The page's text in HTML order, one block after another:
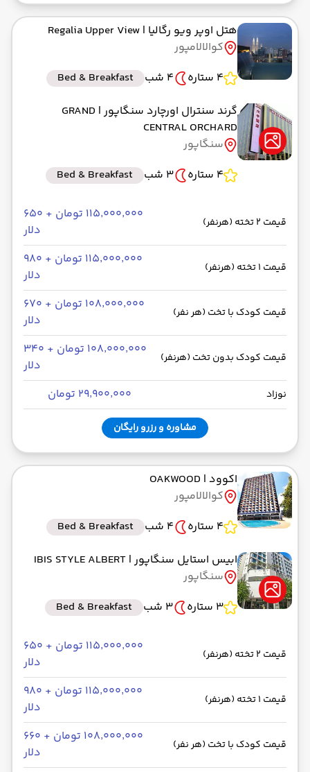
هتل اوپر ویو رگالیا | Regalia Upper View
کوالالامپور
4 ستاره
4 شب
Bed & Breakfast
گرند سنترال اورچارد سنگاپور | GRAND
CENTRAL ORCHARD
سنگاپور
4 ستاره
3 شب Bed & Breakfast
قیمت 2 تخته (هرنفر)
۱۱۵٬۰۰۰٬۰۰۰ تومان + ۶۵۰
دلار
قیمت 1 تخته (هرنفر)
۱۱۵٬۰۰۰٬۰۰۰ تومان + ۹۸۰
دلار
قیمت کودک با تخت (هر نفر)
۱۰۸٬۰۰۰٬۰۰۰ تومان + ۶۷۰
دلار
قیمت کودک بدون تخت (هرنفر)
۱۰۸٬۰۰۰٬۰۰۰ تومان + ۳۴۰
دلار
نوزاد ۲۹٬۹۰۰٬۰۰۰ تومان
مشاوره و رزرو رایگان
اکوود | OAKWOOD
کوالالامپور
4 ستاره
4 شب
Bed & Breakfast
ابیس استایل سنگاپور| IBIS STYLE ALBERT
سنگاپور
3 ستاره
3 شب Bed & Breakfast
قیمت 2 تخته (هرنفر)
۱۱۵٬۰۰۰٬۰۰۰ تومان + ۶۵۰
دلار
قیمت 1 تخته (هرنفر)
۱۱۵٬۰۰۰٬۰۰۰ تومان + ۹۸۰
دلار
قیمت کودک با تخت (هر نفر)
۱۰۸٬۰۰۰٬۰۰۰ تومان + ۶۶۰
دلار